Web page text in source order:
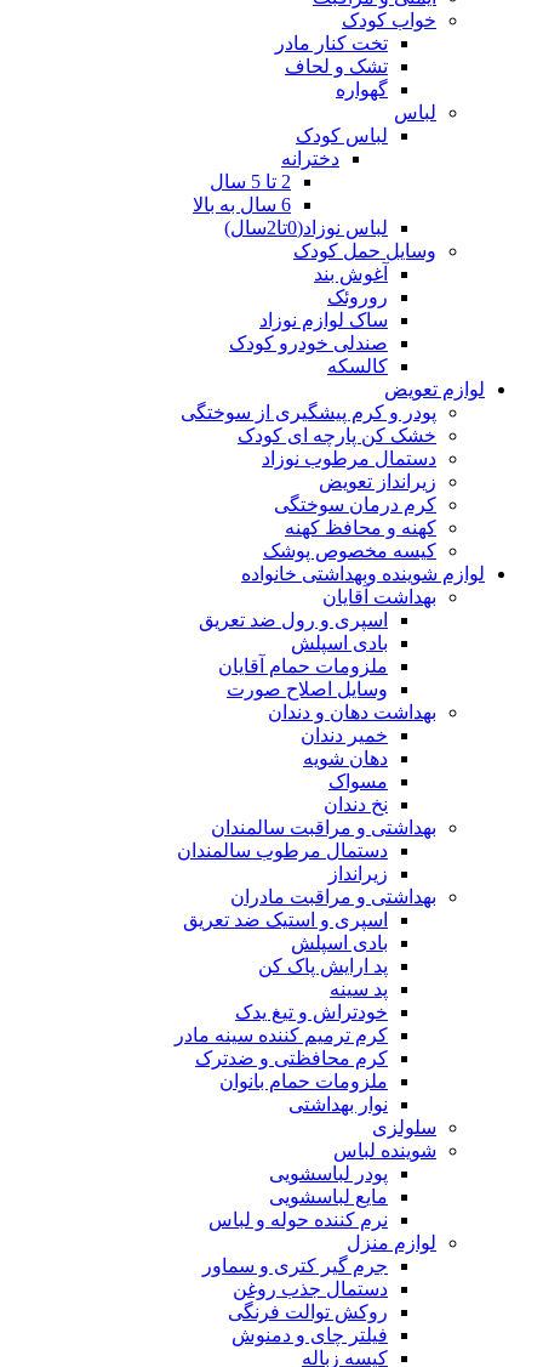
خواب کودک
تخت کنار مادر
تشک و لحاف
گهواره
لباس
لباس کودک
دخترانه
2 تا 5 سال
6 سال به بالا
لباس نوزاد(0تا2سال)
وسایل حمل کودک
آغوش بند
روروئک
ساک لوازم نوزاد
صندلی خودرو کودک
کالسکه
لوازم تعویض
پودر و کرم پیشگیری از سوختگی
خشک کن پارچه ای کودک
دستمال مرطوب نوزاد
زیرانداز تعویض
کرم درمان سوختگی
کهنه و محافظ کهنه
کیسه مخصوص پوشک
لوازم شوینده وبهداشتی خانواده
بهداشت آقایان
اسپری و رول ضد تعریق
بادی اسپلش
ملزومات حمام آقایان
وسایل اصلاح صورت
بهداشت دهان و دندان
خمیر دندان
دهان شویه
مسواک
نخ دندان
بهداشتی و مراقبت سالمندان
دستمال مرطوب سالمندان
زیرانداز
بهداشتی و مراقبت مادران
اسپری و استیک ضد تعریق
بادی اسپلش
پد ارایش پاک کن
پد سینه
خودتراش و تیغ یدک
کرم ترمیم کننده سینه مادر
کرم محافظتی و ضدترک
ملزومات حمام بانوان
نوار بهداشتی
سلولزی
شوینده لباس
پودر لباسشویی
مایع لباسشویی
نرم کننده حوله و لباس
لوازم منزل
جرم گیر کتری و سماور
دستمال جذب روغن
روکش توالت فرنگی
فیلتر چای و دمنوش
کیسه زباله